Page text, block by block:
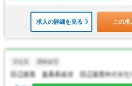
求人の詳細を見る この求